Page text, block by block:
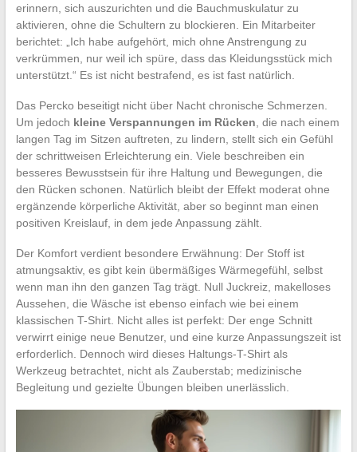
erinnern, sich auszurichten und die Bauchmuskulatur zu
aktivieren, ohne die Schultern zu blockieren. Ein Mitarbeiter
berichtet: „Ich habe aufgehört, mich ohne Anstrengung zu
verkrümmen, nur weil ich spüre, dass das Kleidungsstück mich
unterstützt.“ Es ist nicht bestrafend, es ist fast natürlich.
Das Percko beseitigt nicht über Nacht chronische Schmerzen.
Um jedoch kleine Verspannungen im Rücken , die nach einem
langen Tag im Sitzen auftreten, zu lindern, stellt sich ein Gefühl
der schrittweisen Erleichterung ein. Viele beschreiben ein
besseres Bewusstsein für ihre Haltung und Bewegungen, die
den Rücken schonen. Natürlich bleibt der Effekt moderat ohne
ergänzende körperliche Aktivität, aber so beginnt man einen
positiven Kreislauf, in dem jede Anpassung zählt.
Der Komfort verdient besondere Erwähnung: Der Stoff ist
atmungsaktiv, es gibt kein übermäßiges Wärmegefühl, selbst
wenn man ihn den ganzen Tag trägt. Null Juckreiz, makelloses
Aussehen, die Wäsche ist ebenso einfach wie bei einem
klassischen T-Shirt. Nicht alles ist perfekt: Der enge Schnitt
verwirrt einige neue Benutzer, und eine kurze Anpassungszeit ist
erforderlich. Dennoch wird dieses Haltungs-T-Shirt als
Werkzeug betrachtet, nicht als Zauberstab; medizinische
Begleitung und gezielte Übungen bleiben unerlässlich.